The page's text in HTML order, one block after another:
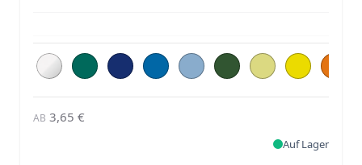
AB 3,65 €
Auf Lager